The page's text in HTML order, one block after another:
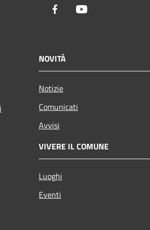
Facebook
NOVITÀ
Notizie
Comunicati
Avvisi
VIVERE IL COMUNE
Luoghi
Eventi